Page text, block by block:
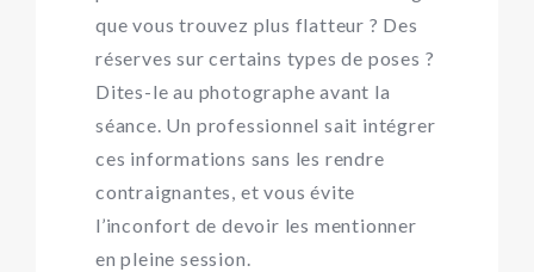
que vous trouvez plus flatteur ? Des
réserves sur certains types de poses ?
Dites-le au photographe avant la
séance. Un professionnel sait intégrer
ces informations sans les rendre
contraignantes, et vous évite
l’inconfort de devoir les mentionner
en pleine session.